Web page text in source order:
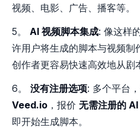
视频、电影、广告、播客等。
5。 AI 视频脚本集成: 像这样
许用户将生成的脚本与视频制
创作者更容易快速高效地从剧
6。 没有注册选项: 多个平台
Veed.io ，报价 无需注册的
即开始生成脚本。